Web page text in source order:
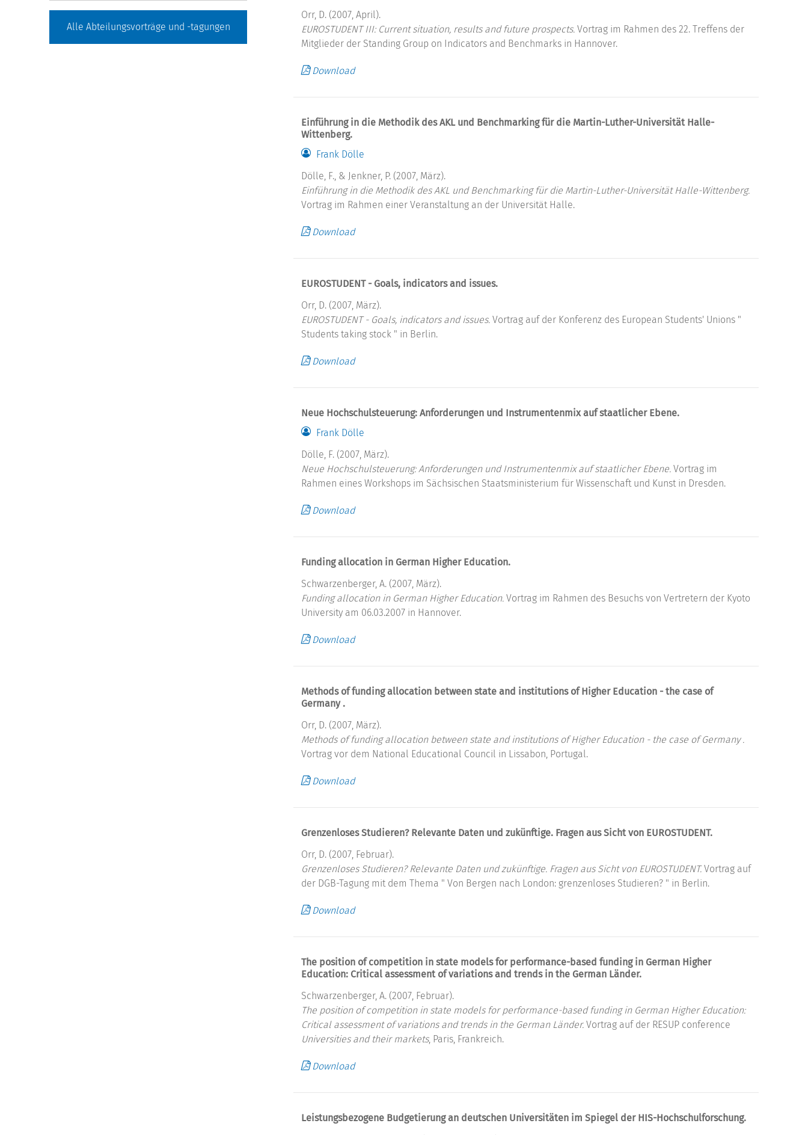
Orr, D. (2007, April).
EUROSTUDENT III: Current situation, results and future prospects. Vortrag im Rahmen des 22. Treffens der
Mitglieder der Standing Group on Indicators and Benchmarks in Hannover.
Download
Einführung in die Methodik des AKL und Benchmarking für die Martin-Luther-Universität Halle-
Wittenberg.
Frank Dölle
Dölle, F., & Jenkner, P. (2007, März).
Einführung in die Methodik des AKL und Benchmarking für die Martin-Luther-Universität Halle-Wittenberg.
Vortrag im Rahmen einer Veranstaltung an der Universität Halle.
Download
EUROSTUDENT - Goals, indicators and issues.
Orr, D. (2007, März).
EUROSTUDENT - Goals, indicators and issues. Vortrag auf der Konferenz des European Students' Unions "
Students taking stock " in Berlin.
Download
Neue Hochschulsteuerung: Anforderungen und Instrumentenmix auf staatlicher Ebene.
Frank Dölle
Dölle, F. (2007, März).
Neue Hochschulsteuerung: Anforderungen und Instrumentenmix auf staatlicher Ebene. Vortrag im
Rahmen eines Workshops im Sächsischen Staatsministerium für Wissenschaft und Kunst in Dresden.
Download
Funding allocation in German Higher Education.
Schwarzenberger, A. (2007, März).
Funding allocation in German Higher Education. Vortrag im Rahmen des Besuchs von Vertretern der Kyoto
University am 06.03.2007 in Hannover.
Download
Methods of funding allocation between state and institutions of Higher Education - the case of
Germany .
Orr, D. (2007, März).
Methods of funding allocation between state and institutions of Higher Education - the case of Germany .
Vortrag vor dem National Educational Council in Lissabon, Portugal.
Download
Grenzenloses Studieren? Relevante Daten und zukünftige. Fragen aus Sicht von EUROSTUDENT.
Orr, D. (2007, Februar).
Grenzenloses Studieren? Relevante Daten und zukünftige. Fragen aus Sicht von EUROSTUDENT.Vortrag auf
der DGB-Tagung mit dem Thema " Von Bergen nach London: grenzenloses Studieren? " in Berlin.
Download
The position of competition in state models for performance-based funding in German Higher
Education: Critical assessment of variations and trends in the German Länder.
Schwarzenberger, A. (2007, Februar).
The position of competition in state models for performance-based funding in German Higher Education:
Critical assessment of variations and trends in the German Länder. Vortrag auf der RESUP conference
Universities and their markets, Paris, Frankreich.
Download
Leistungsbezogene Budgetierung an deutschen Universitäten im Spiegel der HIS-Hochschulforschung.
Alle Abteilungsvorträge und -tagungen